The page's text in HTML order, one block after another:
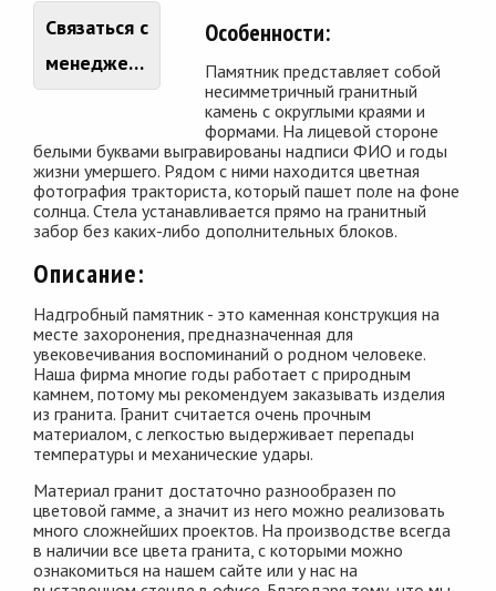
Связаться с
менеджером
Особенности:
Памятник представляет собой
несимметричный гранитный
камень с округлыми краями и
формами. На лицевой стороне
белыми буквами выгравированы надписи ФИО и годы
жизни умершего. Рядом с ними находится цветная
фотография тракториста, который пашет поле на фоне
солнца. Стела устанавливается прямо на гранитный
забор без каких-либо дополнительных блоков.
Описание:
Надгробный памятник - это каменная конструкция на
месте захоронения, предназначенная для
увековечивания воспоминаний о родном человеке.
Наша фирма многие годы работает с природным
камнем, потому мы рекомендуем заказывать изделия
из гранита. Гранит считается очень прочным
материалом, с легкостью выдерживает перепады
температуры и механические удары.
Материал гранит достаточно разнообразен по
цветовой гамме, а значит из него можно реализовать
много сложнейших проектов. На производстве всегда
в наличии все цвета гранита, с которыми можно
ознакомиться на нашем сайте или у нас на